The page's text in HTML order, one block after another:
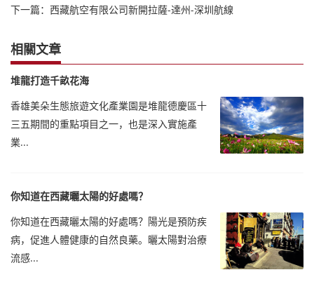
下一篇： 西藏航空有限公司新開拉薩-達州-深圳航線
相關文章
堆龍打造千畝花海
香雄美朵生態旅遊文化產業園是堆龍德慶區十
三五期間的重點項目之一，也是深入實施產
業...
你知道在西藏曬太陽的好處嗎？
你知道在西藏曬太陽的好處嗎？陽光是預防疾
病，促進人體健康的自然良藥。曬太陽對治療
流感...